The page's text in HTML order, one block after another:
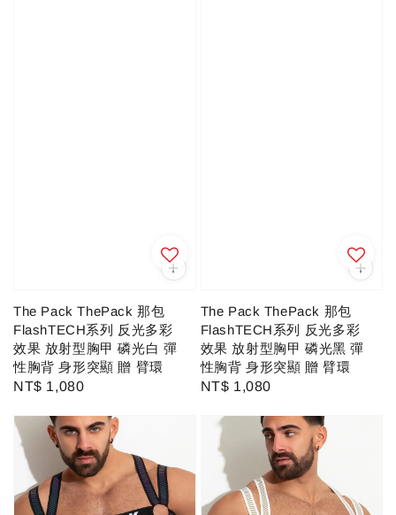
The Pack ThePack 那包
FlashTECH系列 反光多彩
效果 放射型胸甲 磷光白 彈
性胸背 身形突顯 贈 臂環
Regular
NT$ 1,080
The Pack ThePack 那包
FlashTECH系列 反光多彩
效果 放射型胸甲 磷光黑 彈
性胸背 身形突顯 贈 臂環
Regular
NT$ 1,080